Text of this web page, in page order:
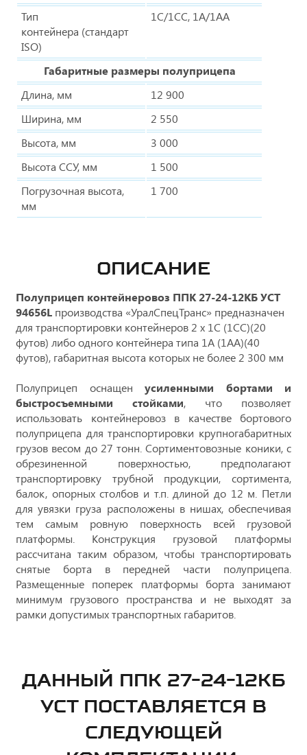
Тип
контейнера (стандарт
ISO)
1C/1CC, 1A/1AA
Габаритные размеры полуприцепа
Длина, мм
12 900
Ширина, мм
2 550
Высота, мм
3 000
Высота ССУ, мм
1 500
Погрузочная высота,
мм
1 700
ОПИСАНИЕ
Полуприцеп контейнеровоз ППК 27-24-12КБ УСТ
94656L производства «УралСпецТранс» предназначен
для транспортировки контейнеров 2 х 1С (1СС)(20
футов) либо одного контейнера типа 1А (1АА)(40
футов), габаритная высота которых не более 2 300 мм
Полуприцеп оснащен усиленными бортами и
быстросъемными стойками, что позволяет
использовать контейнеровоз в качестве бортового
полуприцепа для транспортировки крупногабаритных
грузов весом до 27 тонн. Сортиментовозные коники, с
обрезиненной поверхностью, предполагают
транспортировку трубной продукции, сортимента,
балок, опорных столбов и т.п. длиной до 12 м. Петли
для увязки груза расположены в нишах, обеспечивая
тем самым ровную поверхность всей грузовой
платформы. Конструкция грузовой платформы
рассчитана таким образом, чтобы транспортировать
снятые борта в передней части полуприцепа.
Размещенные поперек платформы борта занимают
минимум грузового пространства и не выходят за
рамки допустимых транспортных габаритов.
ДАННЫЙ ППК 27-24-12КБ
УСТ ПОСТАВЛЯЕТСЯ В
СЛЕДУЮЩЕЙ